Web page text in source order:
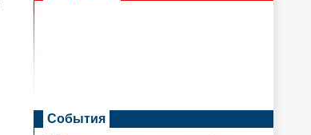
События